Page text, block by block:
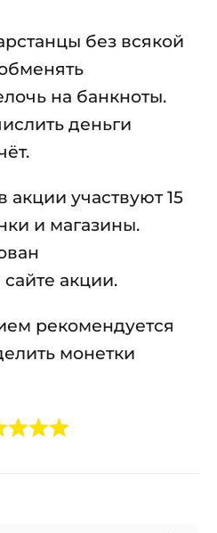
без всякой
на банкноты.
деньги
участвуют 15
и магазины.
акции.
рекомендуется
монетки